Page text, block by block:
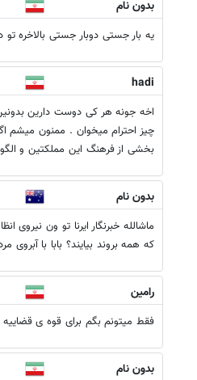
بدون نام
یه بار جستی دوبار جستی بالاخره
hadi
اخه جونه هر کی دوست دارین
چیز احترام میخوان . ممنون
بخشی از فرهنگ این مملکتین و
بدون نام
ماشالله خبرنگار ایرنا تو ون
که همه بروند بیایند؟ بابا با آبروی
رامین
فقط میتونم بگم برای قوه ی
بدون نام